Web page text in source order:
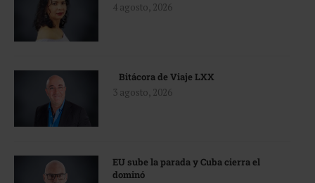
4 agosto, 2026
Bitácora de Viaje LXX
3 agosto, 2026
EU sube la parada y Cuba cierra el
dominó